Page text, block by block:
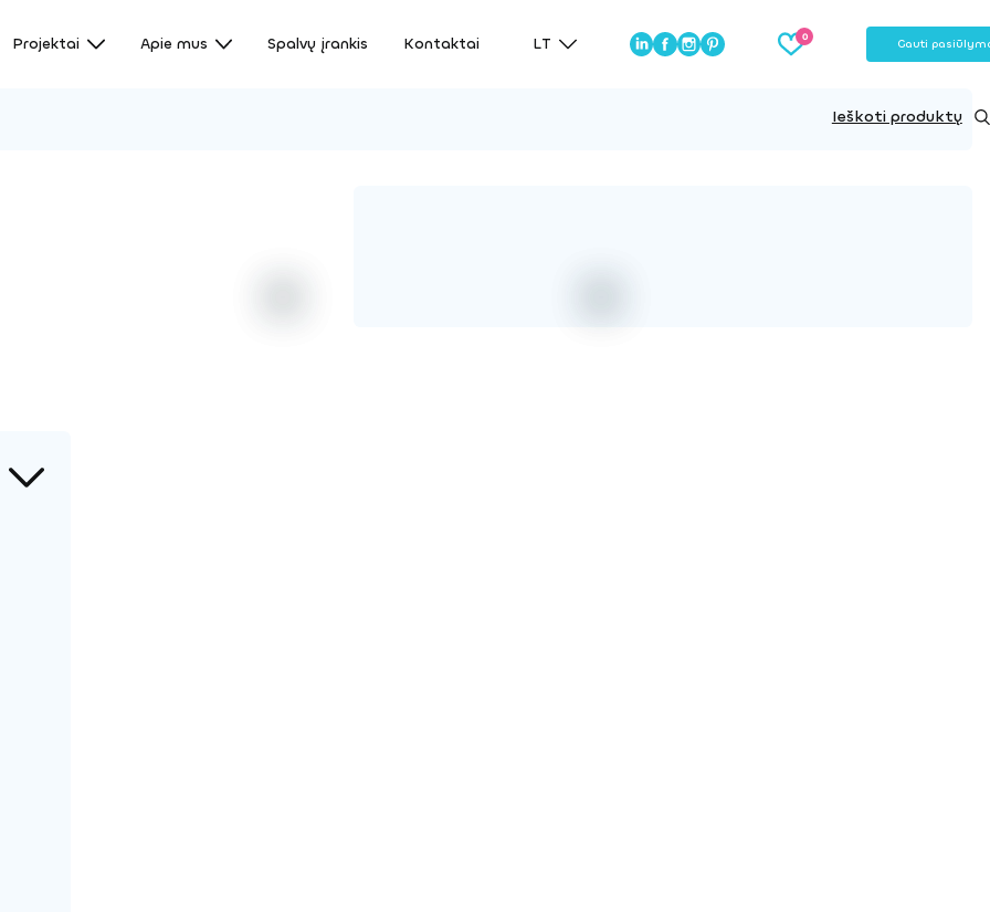
Projektai Apie mus Spalvų įrankis Kontaktai LT Gauti
Ieškoti produktų